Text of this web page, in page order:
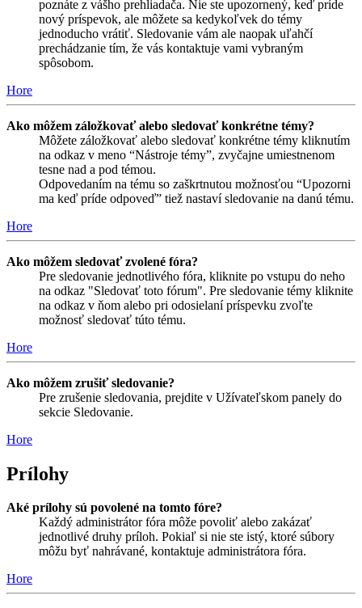
poznáte z vášho prehliadača. Nie ste upozornený, keď príde
nový príspevok, ale môžete sa kedykoľvek do témy
jednoducho vrátiť. Sledovanie vám ale naopak uľahčí
prechádzanie tím, že vás kontaktuje vami vybraným
spôsobom.
Hore
Ako môžem záložkovať alebo sledovať konkrétne témy?
Môžete záložkovať alebo sledovať konkrétne témy kliknutím
na odkaz v meno “Nástroje témy”, zvyčajne umiestnenom
tesne nad a pod témou.
Odpovedaním na tému so zaškrtnutou možnosťou “Upozorni
ma keď príde odpoveď” tiež nastaví sledovanie na danú tému.
Hore
Ako môžem sledovať zvolené fóra?
Pre sledovanie jednotlivého fóra, kliknite po vstupu do neho
na odkaz "Sledovať toto fórum". Pre sledovanie témy kliknite
na odkaz v ňom alebo pri odosielaní príspevku zvoľte
možnosť sledovať túto tému.
Hore
Ako môžem zrušiť sledovanie?
Pre zrušenie sledovania, prejdite v Užívateľskom panely do
sekcie Sledovanie.
Hore
Prílohy
Aké prílohy sú povolené na tomto fóre?
Každý administrátor fóra môže povoliť alebo zakázať
jednotlivé druhy príloh. Pokiaľ si nie ste istý, ktoré súbory
môžu byť nahrávané, kontaktuje administrátora fóra.
Hore